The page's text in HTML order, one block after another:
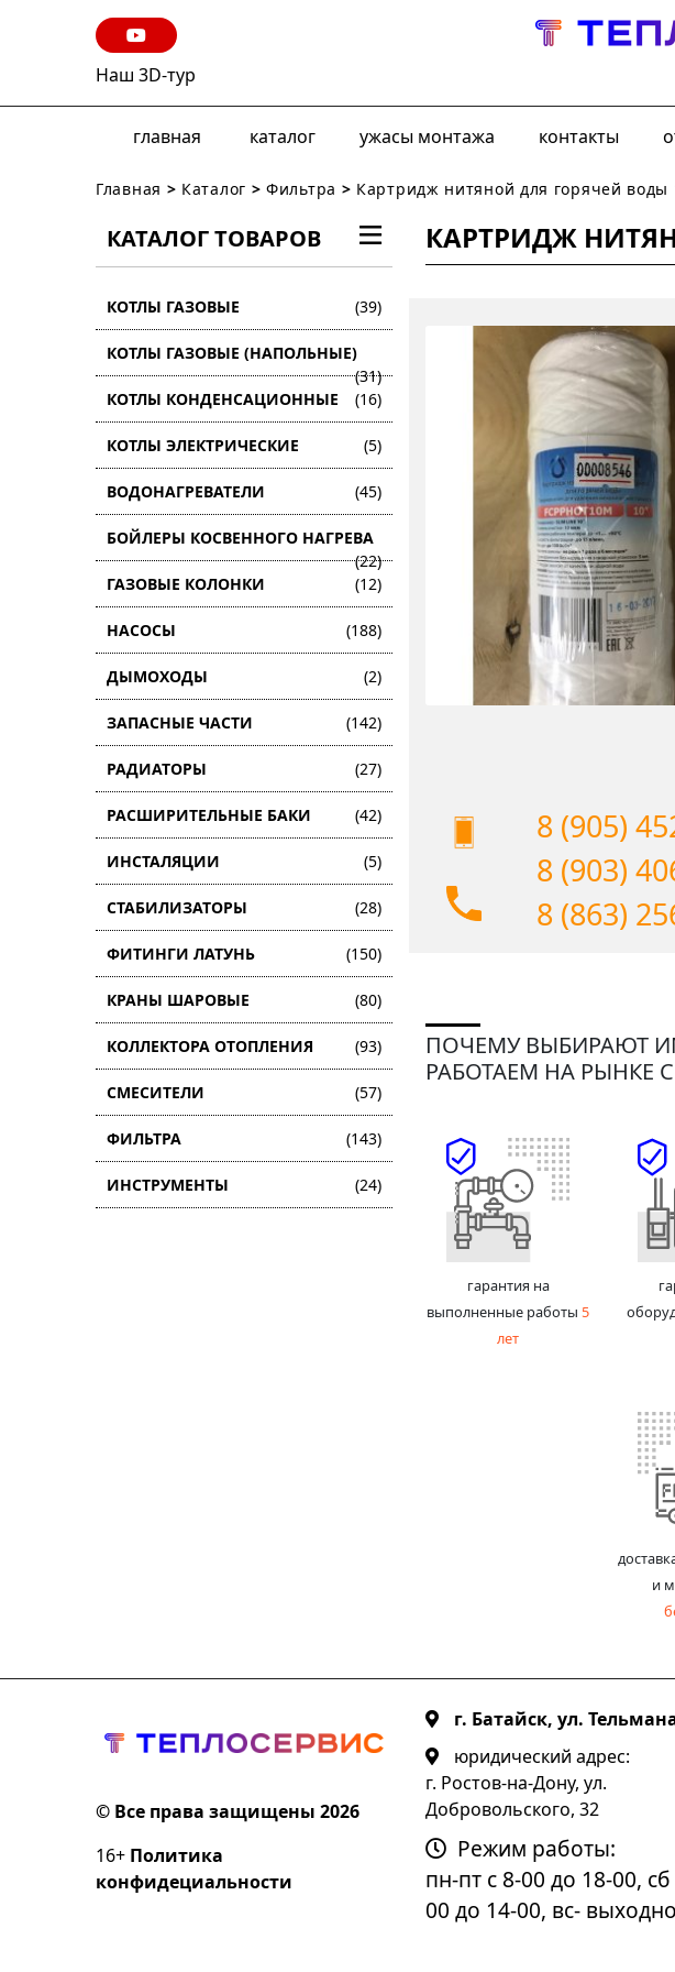
Наш 3D-тур
главная каталог ужасы монтажа контакты
Главная > Каталог >Фильтра > Картридж нитяной для горячей воды
КАТАЛОГ ТОВАРОВ
КОТЛЫ ГАЗОВЫЕ (39)
КОТЛЫ ГАЗОВЫЕ (НАПОЛЬНЫЕ)
(31)
КОТЛЫ КОНДЕНСАЦИОННЫЕ
(16)
КОТЛЫ ЭЛЕКТРИЧЕСКИЕ (5)
ВОДОНАГРЕВАТЕЛИ (45)
БОЙЛЕРЫ КОСВЕННОГО НАГРЕВА
(22)
ГАЗОВЫЕ КОЛОНКИ
(12)
НАСОСЫ (188)
ДЫМОХОДЫ (2)
ЗАПАСНЫЕ ЧАСТИ (142)
РАДИАТОРЫ (27)
РАСШИРИТЕЛЬНЫЕ БАКИ (42)
ИНСТАЛЯЦИИ (5)
СТАБИЛИЗАТОРЫ (28)
ФИТИНГИ ЛАТУНЬ (150)
КРАНЫ ШАРОВЫЕ (80)
КОЛЛЕКТОРА ОТОПЛЕНИЯ (93)
СМЕСИТЕЛИ (57)
ФИЛЬТРА (143)
ИНСТРУМЕНТЫ (24)
КАРТРИДЖ
8 (905)
8 (903)
8 (863)
ПОЧЕМУ ВЫБИРАЮТ
РАБОТАЕМ НА РЫНКЕ С
гарантия на
выполненные работы 5
лет
и
© Все права защищены 2026
16+ Политика
конфидециальности
г. Батайск, ул.
юридический адрес:
г. Ростов-на-Дону, ул.
Добровольского, 32
Режим работы:
пн-пт с 8-00 до 18-00, сб
00 до 14-00, вс-